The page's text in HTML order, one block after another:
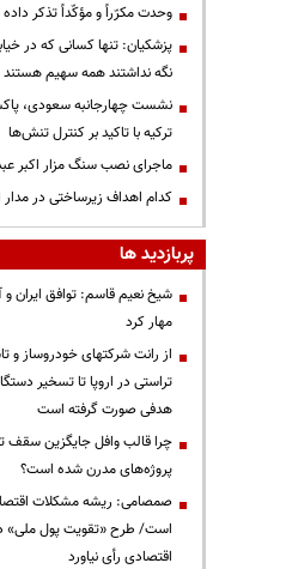
وحدت مکرّراً و مؤکّداً تذکر
پزشکیان: تنها کسانی که در
نگه نداشتند همه سهیم هستند
نشست چهارجانبه سعودی،
ترکیه با تاکید بر کنترل تنش‌ها
ماجرای نصب سنگ مزار اکبر
کدام اهداف زیرساختی در مدار
پربازدید ها
شیخ نعیم قاسم: توافق ایران و
مهار کرد
از رانت‌ شرکتهای خودروساز
تراستی در اروپا تا تسخیر
هدفی صورت گرفته است
چرا قالب وافل جایگزین سقف
پروژه‌های مدرن شده است؟
صمصامی: ریشه مشکلات
است/ طرح «تقویت پول ملی»
اقتصادی رأی نیاورد